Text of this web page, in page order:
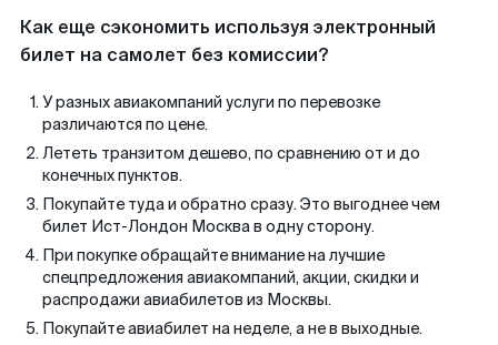
Как еще сэкономить используя электронный
билет на самолет без комиссии?
У разных авиакомпаний услуги по перевозке
различаются по цене.
Лететь транзитом дешево, по сравнению от и до
конечных пунктов.
Покупайте туда и обратно сразу. Это выгоднее чем
билет Ист-Лондон Москва в одну сторону.
При покупке обращайте внимание на лучшие
спецпредложения авиакомпаний, акции, скидки и
распродажи авиабилетов из Москвы.
Покупайте авиабилет на неделе, а не в выходные.